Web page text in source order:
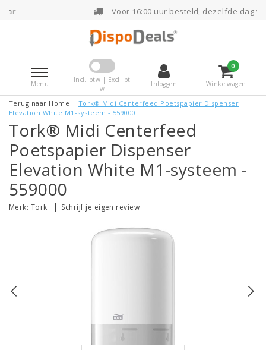
Voor 16:00 uur besteld, dezelfde dag
Menu
Incl. btw | Excl. bt
w
Inloggen
0
Winkelwagen
Terug naar Home | Tork® Midi Centerfeed Poetspapier Dispenser
Elevation White M1-systeem - 559000
Tork® Midi Centerfeed
Poetspapier Dispenser
Elevation White M1-systeem -
559000
Merk: Tork | Schrijf je eigen review